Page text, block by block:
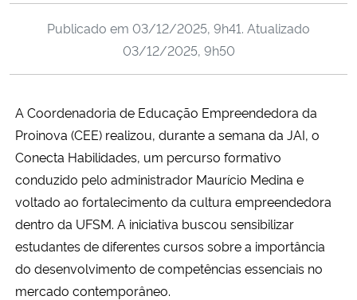
Ministério de Minas e Energia
Ministério da Ciência, Tecnologia, Inovações e Comunicações
Ministério do Turismo
Ministério do Desenvolvimento Regional
Controladoria-Geral da União
Publicado em 03/12/2025, 9h41. Atualizado
03/12/2025, 9h50
A Coordenadoria de Educação Empreendedora da
Proinova (CEE) realizou, durante a semana da JAI, o
Conecta Habilidades, um percurso formativo
conduzido pelo administrador Maurício Medina e
voltado ao fortalecimento da cultura empreendedora
dentro da UFSM. A iniciativa buscou sensibilizar
estudantes de diferentes cursos sobre a importância
do desenvolvimento de competências essenciais no
mercado contemporâneo.